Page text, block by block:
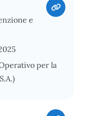
e
per la